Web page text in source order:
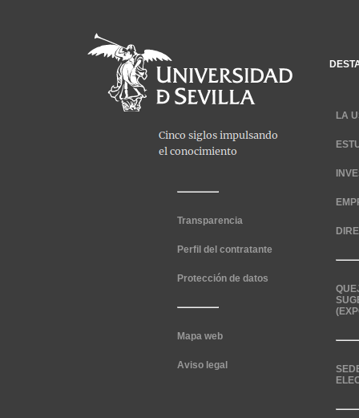
Transparencia
Perfil del contratante
Protección de datos
Mapa web
Aviso legal
LA